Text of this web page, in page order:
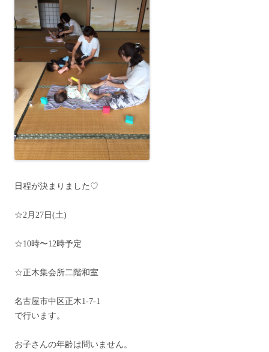
日程が決まりました♡
☆2月27日(土)
☆10時〜12時予定
☆正木集会所二階和室
名古屋市中区正木1-7-1
で行います。
お子さんの年齢は問いません。